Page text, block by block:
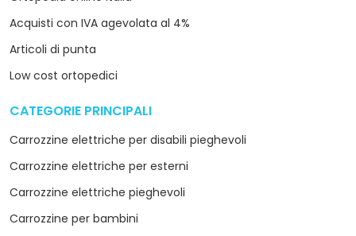
Acquisti con IVA agevolata al 4%
Articoli di punta
Low cost ortopedici
CATEGORIE PRINCIPALI
Carrozzine elettriche per disabili pieghevoli
Carrozzine elettriche per esterni
Carrozzine elettriche pieghevoli
Carrozzine per bambini